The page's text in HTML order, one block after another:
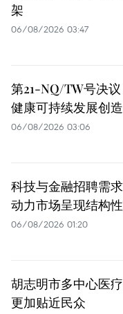
架
06/08/2026 03:47
第21-NQ/TW号决
健康可持续发展创
06/08/2026 03:06
科技与金融招聘需
动力市场呈现结构
06/08/2026 01:20
胡志明市多中心医
更加贴近民众